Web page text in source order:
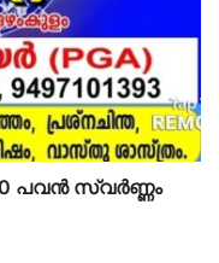
പവൻ സ്വർണ്ണം